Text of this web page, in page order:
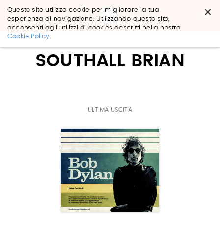
×
Questo sito utilizza cookie per migliorare la tua
esperienza di navigazione. Utilizzando questo sito,
acconsenti agli utilizzi di cookies descritti nella nostra
Cookie Policy.
Salta
SOUTHALL BRIAN
ULTIMA USCITA